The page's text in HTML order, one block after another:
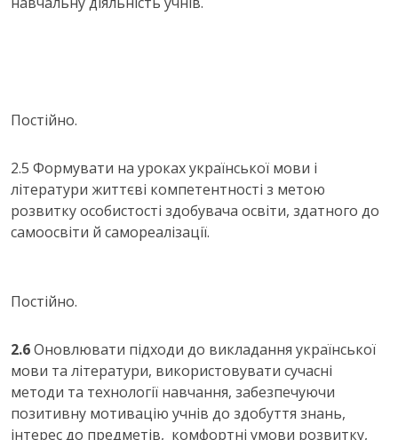
Постійно.
2.5 Формувати на уроках української мови і
літератури життєві компетентності з метою
розвитку особистості здобувача освіти, здатного до
самоосвіти й самореалізації.
Постійно.
2.6Оновлювати підходи до викладання української
мови та літератури, використовувати сучасні
методи та технології навчання, забезпечуючи
позитивну мотивацію учнів до здобуття знань,
інтерес до предметів, комфортні умови розвитку,